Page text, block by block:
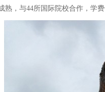
，与44所国际院校合作，学